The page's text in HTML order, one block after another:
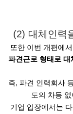
(2) 대체인력
또한 이번 개편에
파견근로 형태로
즉, 파견 인력회사
도의 차등
기업 입장에서는